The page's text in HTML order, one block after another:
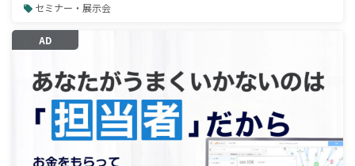
セミナー・展示会
AD